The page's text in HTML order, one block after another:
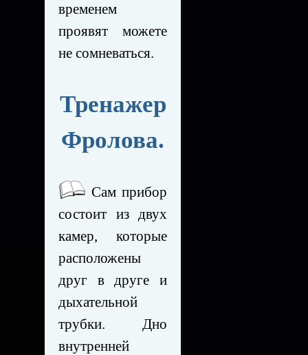
временем
проявят можете
не сомневаться.
Тренажер
Фролова.
Сам прибор
состоит из двух
камер, которые
расположены
друг в друге и
дыхательной
трубки. Дно
внутренней